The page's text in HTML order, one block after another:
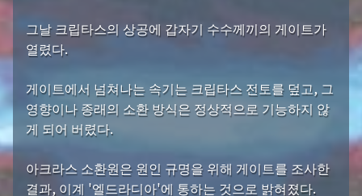
그날 크립타스의 상공에 갑자기 수수께끼의 게이트가
열렸다.
게이트에서 넘쳐나는 속기는 크립타스 전토를 덮고, 그
영향이나 종래의 소환 방식은 정상적으로 기능하지 않
게 되어 버렸다.
아크라스 소환원은 원인 규명을 위해 게이트를 조사한
결과, 이계 '엘드라디아'에 통하는 것으로 밝혀졌다.